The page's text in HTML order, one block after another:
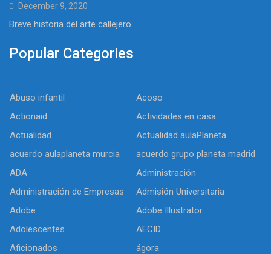
December 9, 2020
Breve historia del arte callejero
Popular Categories
Abuso infantil
Acoso
Actionaid
Actividades en casa
Actualidad
Actualidad aulaPlaneta
acuerdo aulaplaneta murcia
acuerdo grupo planeta madrid
ADA
Administración
Administración de Empresas
Admisión Universitaria
Adobe
Adobe Illustrator
Adolescentes
AECID
Aficionados
ágora